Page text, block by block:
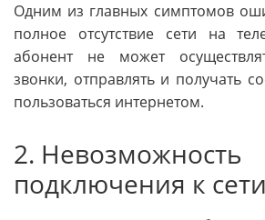
Одним из главных симптомов
полное отсутствие сети на
абонент не может
звонки, отправлять и получать
пользоваться интернетом.
2. Невозможность
подключения к